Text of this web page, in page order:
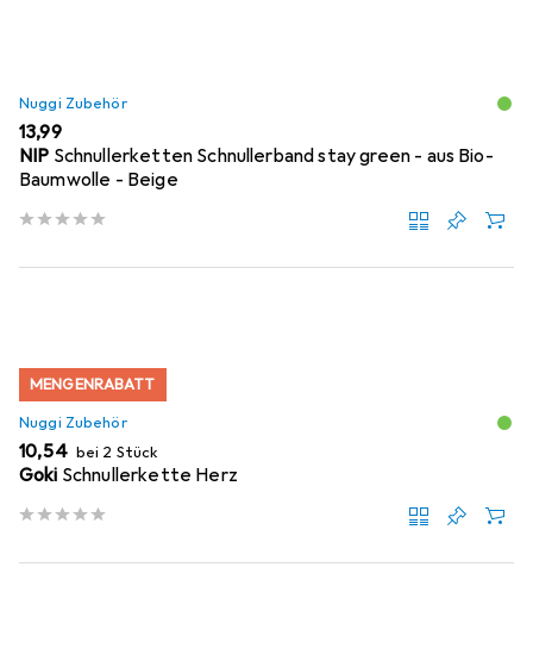
Nuggi Zubehör
EUR
13,99
NIP Schnullerketten Schnullerband stay green - aus Bio-
Baumwolle - Beige
MENGENRABATT
Nuggi Zubehör
EUR
10,54 bei 2 Stück
Goki Schnullerkette Herz